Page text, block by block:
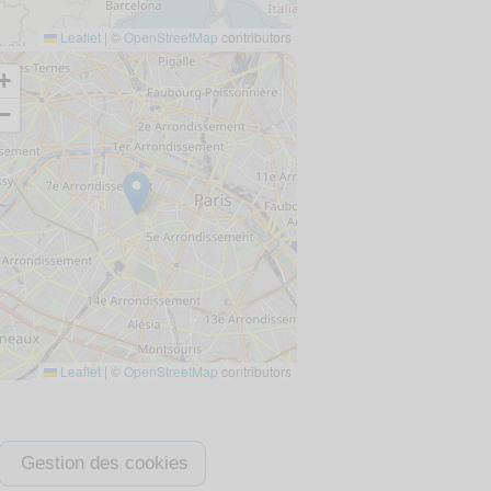
Leaflet | © OpenStreetMap contributors
Leaflet | ©OpenStreetMap contributors
Gestion des cookies